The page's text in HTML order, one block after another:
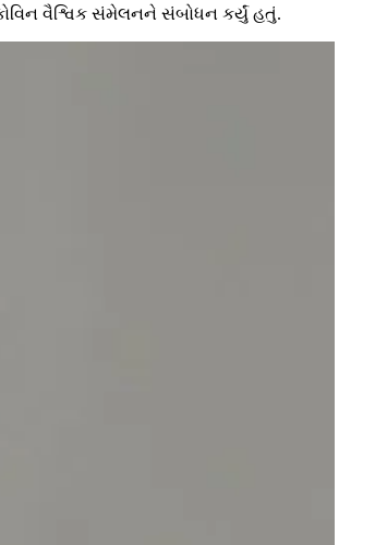
વૈશ્વિક સંમેલનને સંબોધન કર્યું હતું.